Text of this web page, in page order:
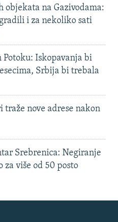
objekata na Gazivodama:
i za nekoliko sati
Iskopavanja bi
Srbija bi trebala
traže nove adrese nakon
Srebrenica: Negiranje
za više od 50 posto